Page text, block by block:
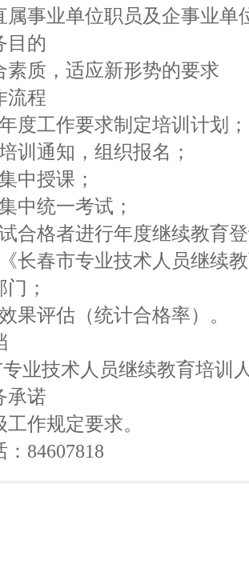
事业单位职员及企事业单
的
质，适应新形势的要求
程
度工作要求制定培训计划；
训通知，组织报名；
中授课；
中统一考试；
合格者进行年度继续教育
长春市专业技术人员继续
；
果评估（统计合格率）。
业技术人员继续教育培训
承诺
作规定要求。
84607818